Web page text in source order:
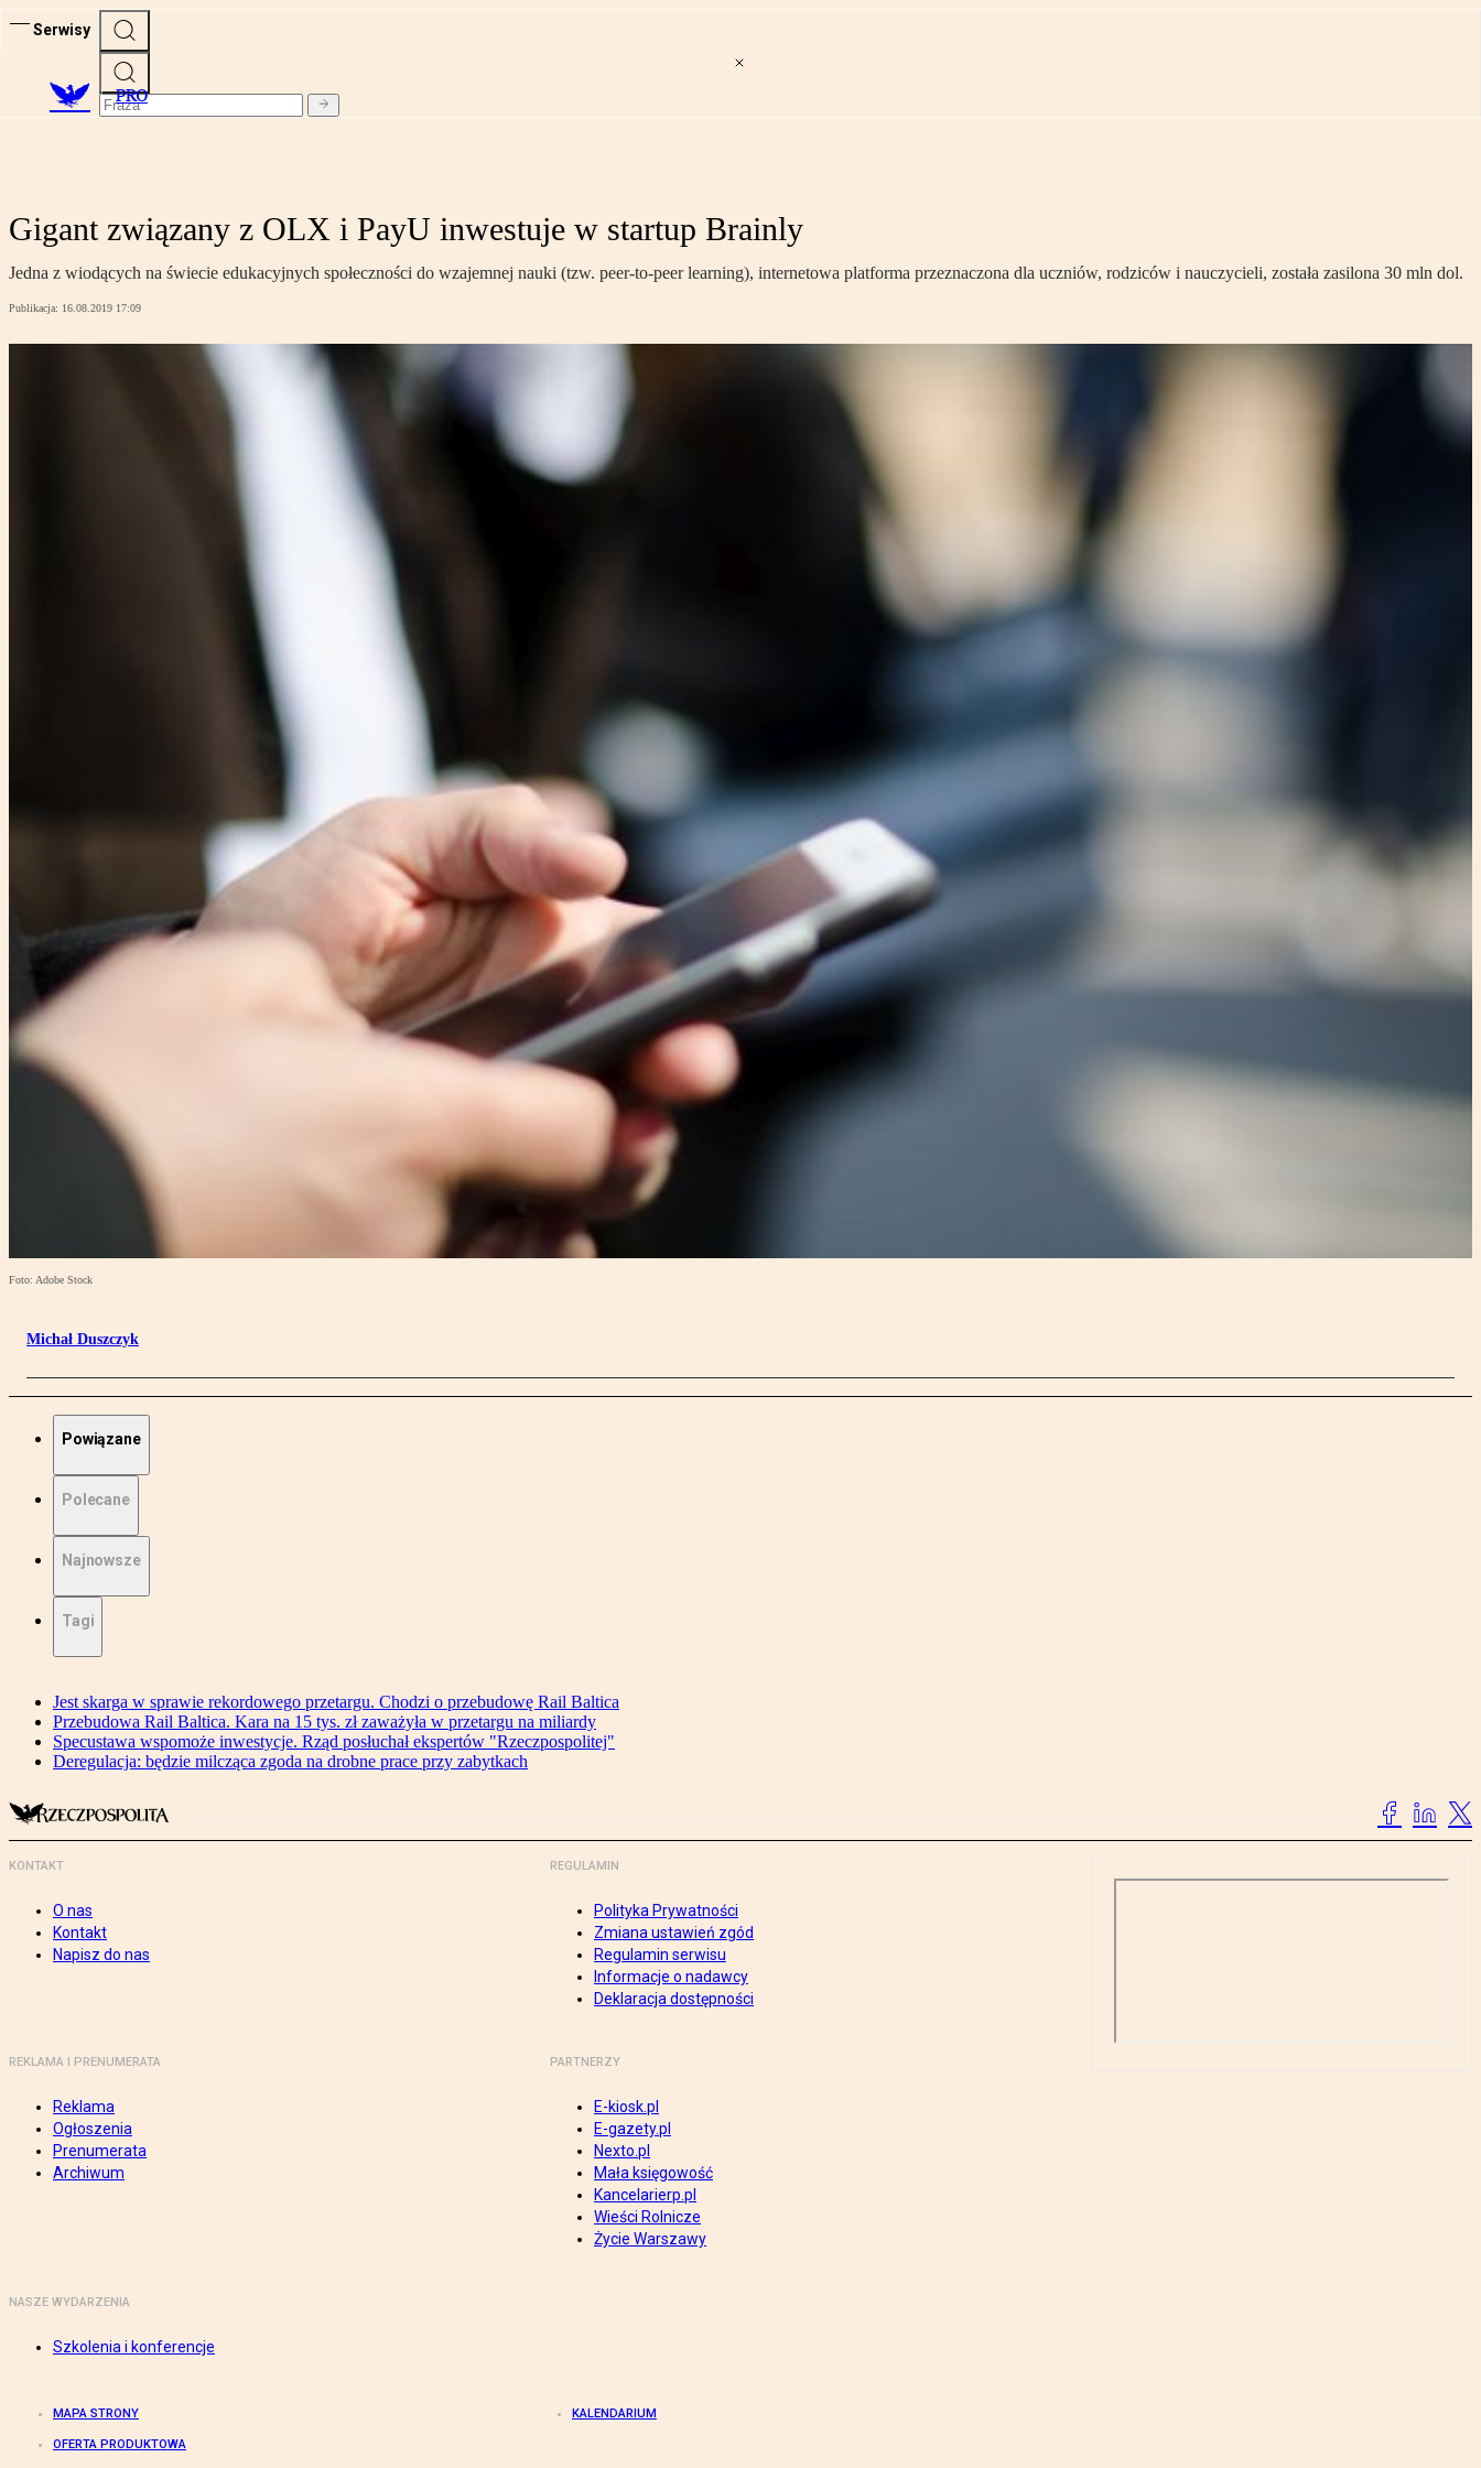
Serwisy
PRO
Gigant związany z OLX i PayU inwestuje w startup Brainly
Jedna z wiodących na świecie edukacyjnych społeczności do wzajemnej nauki (tzw. peer-to-peer learning), internetowa platforma przeznaczona dla uczniów, rodziców i nauczycieli, została zasilona 30 mln dol.
Publikacja: 16.08.2019 17:09
Foto: Adobe Stock
Michał Duszczyk
Powiązane
Polecane
Najnowsze
Tagi
Jest skarga w sprawie rekordowego przetargu. Chodzi o przebudowę Rail Baltica
Przebudowa Rail Baltica. Kara na 15 tys. zł zaważyła w przetargu na miliardy
Specustawa wspomoże inwestycje. Rząd posłuchał ekspertów "Rzeczpospolitej"
Deregulacja: będzie milcząca zgoda na drobne prace przy zabytkach
KONTAKT
O nas
Kontakt
Napisz do nas
REGULAMIN
Polityka Prywatności
Zmiana ustawień zgód
Regulamin serwisu
Informacje o nadawcy
Deklaracja dostępności
REKLAMA I PRENUMERATA
Reklama
Ogłoszenia
Prenumerata
Archiwum
PARTNERZY
E-kiosk.pl
E-gazety.pl
Nexto.pl
Mała księgowość
Kancelarierp.pl
Wieści Rolnicze
Życie Warszawy
NASZE WYDARZENIA
Szkolenia i konferencje
MAPA STRONY KALENDARIUM
OFERTA PRODUKTOWA